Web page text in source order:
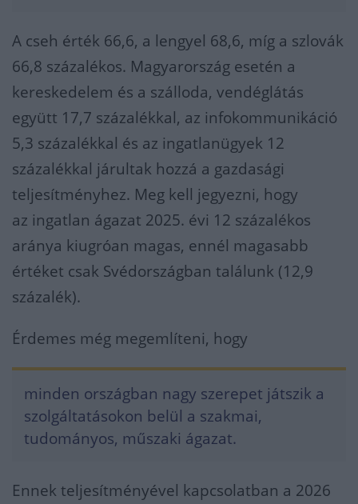
A cseh érték 66,6, a lengyel 68,6, míg a szlovák
66,8 százalékos. Magyarország esetén a
kereskedelem és a szálloda, vendéglátás
együtt 17,7 százalékkal, az infokommunikáció
5,3 százalékkal és az ingatlanügyek 12
százalékkal járultak hozzá a gazdasági
teljesítményhez. Meg kell jegyezni, hogy
az ingatlan ágazat 2025. évi 12 százalékos
aránya kiugróan magas, ennél magasabb
értéket csak Svédországban találunk (12,9
százalék).
Érdemes még megemlíteni, hogy
minden országban nagy szerepet játszik a
szolgáltatásokon belül a szakmai,
tudományos, műszaki ágazat.
Ennek teljesítményével kapcsolatban a 2026